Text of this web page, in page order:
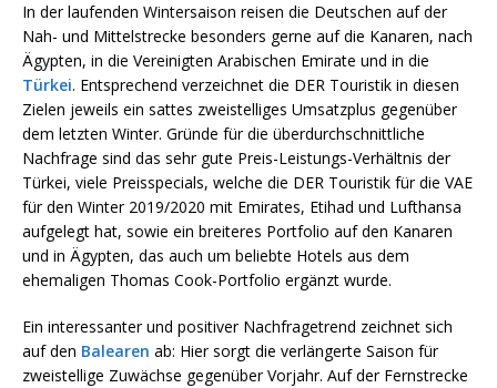
In der laufenden Wintersaison reisen die Deutschen auf der
Nah- und Mittelstrecke besonders gerne auf die Kanaren, nach
Ägypten, in die Vereinigten Arabischen Emirate und in die
Türkei. Entsprechend verzeichnet die DER Touristik in diesen
Zielen jeweils ein sattes zweistelliges Umsatzplus gegenüber
dem letzten Winter. Gründe für die überdurchschnittliche
Nachfrage sind das sehr gute Preis-Leistungs-Verhältnis der
Türkei, viele Preisspecials, welche die DER Touristik für die VAE
für den Winter 2019/2020 mit Emirates, Etihad und Lufthansa
aufgelegt hat, sowie ein breiteres Portfolio auf den Kanaren
und in Ägypten, das auch um beliebte Hotels aus dem
ehemaligen Thomas Cook-Portfolio ergänzt wurde.
Ein interessanter und positiver Nachfragetrend zeichnet sich
auf den Balearen ab: Hier sorgt die verlängerte Saison für
zweistellige Zuwächse gegenüber Vorjahr. Auf der Fernstrecke